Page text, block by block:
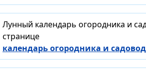
Лунный календарь огородника и
странице
календарь огородника и